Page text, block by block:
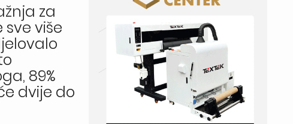
za
više
89%
dvije do